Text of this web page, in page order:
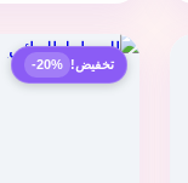
تخفيض! -20%